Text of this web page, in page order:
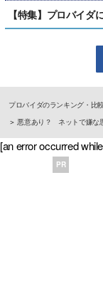
【特集】プロバイダ
プロバイダのランキング・比較
悪意あり？ ネットで嫌な
[an error occurred
PR